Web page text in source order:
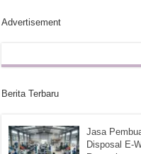
Advertisement
Berita Terbaru
Jasa
Disposal E-